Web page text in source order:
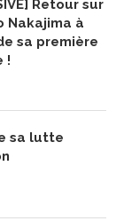
Retour sur
Nakajima à
sa première
!
sa lutte